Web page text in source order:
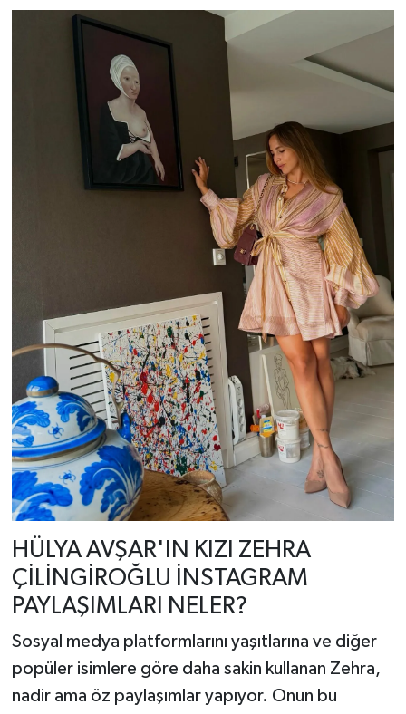
HÜLYA AVŞAR'IN KIZI ZEHRA
ÇİLİNGİROĞLU İNSTAGRAM
PAYLAŞIMLARI NELER?
Sosyal medya platformlarını yaşıtlarına ve diğer
popüler isimlere göre daha sakin kullanan Zehra,
nadir ama öz paylaşımlar yapıyor. Onun bu